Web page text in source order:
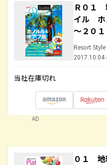
Ｒ０１
イル ホ
～２０１
Resort Style
2017.10.04
当社在庫切れ
AD
０１